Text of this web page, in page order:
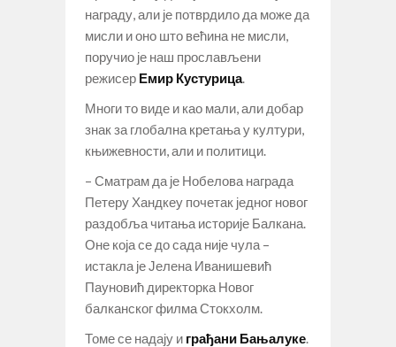
награду, али је потврдило да може да
мисли и оно што већина не мисли,
поручио је наш прослављени
режисер Емир Кустурица.
Многи то виде и као мали, али добар
знак за глобална кретања у култури,
књижевности, али и политици.
– Сматрам да је Нобелова награда
Петеру Хандкеу почетак једног новог
раздобља читања историје Балкана.
Оне која се до сада није чула –
истакла је Јелена Иванишевић
Пауновић директорка Новог
балканског филма Стокхолм.
Томе се надају и грађани Бањалуке.